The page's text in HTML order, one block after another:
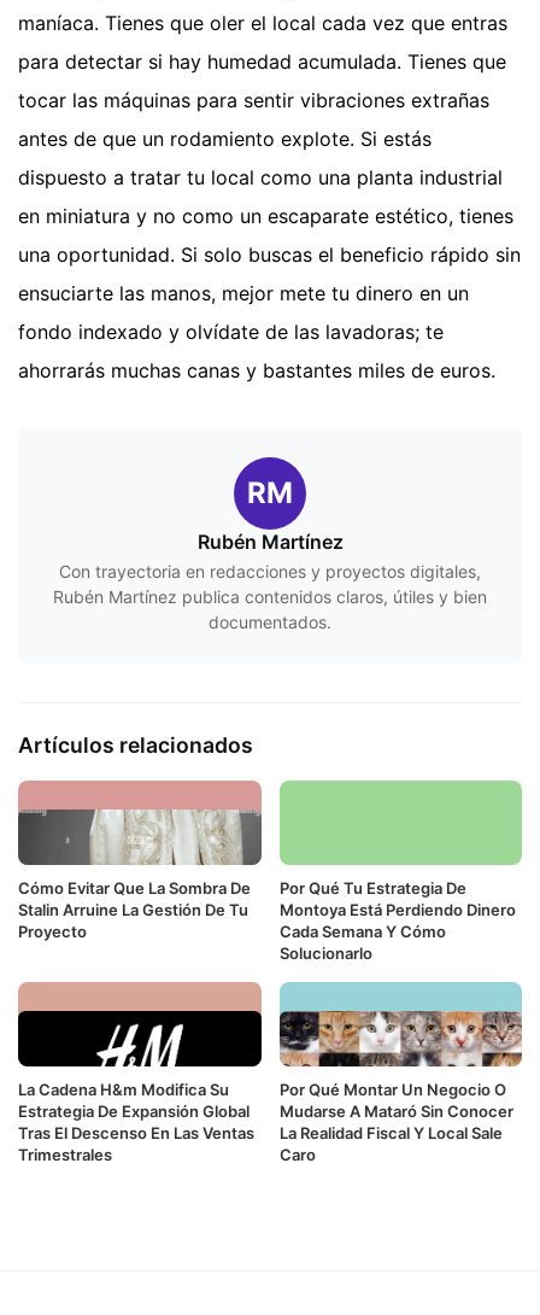
maníaca. Tienes que oler el local cada vez que entras
para detectar si hay humedad acumulada. Tienes que
tocar las máquinas para sentir vibraciones extrañas
antes de que un rodamiento explote. Si estás
dispuesto a tratar tu local como una planta industrial
en miniatura y no como un escaparate estético, tienes
una oportunidad. Si solo buscas el beneficio rápido sin
ensuciarte las manos, mejor mete tu dinero en un
fondo indexado y olvídate de las lavadoras; te
ahorrarás muchas canas y bastantes miles de euros.
RM
Rubén Martínez
Con trayectoria en redacciones y proyectos digitales,
Rubén Martínez publica contenidos claros, útiles y bien
documentados.
Artículos relacionados
Cómo Evitar Que La Sombra De
Stalin Arruine La Gestión De Tu
Proyecto
Por Qué Tu Estrategia De
Montoya Está Perdiendo Dinero
Cada Semana Y Cómo
Solucionarlo
La Cadena H&m Modifica Su
Estrategia De Expansión Global
Tras El Descenso En Las Ventas
Trimestrales
Por Qué Montar Un Negocio O
Mudarse A Mataró Sin Conocer
La Realidad Fiscal Y Local Sale
Caro